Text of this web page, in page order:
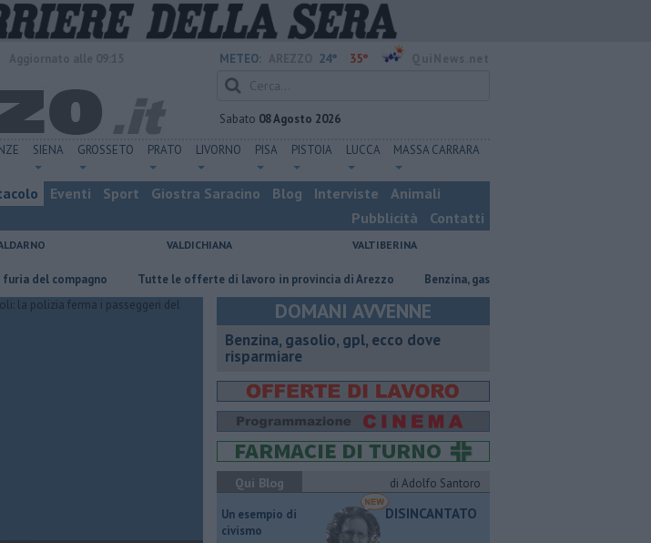
METEO: 24° 35°
Sabato 08 Agosto 2026
SIENA GROSSETO PRATO LIVORNO PISA PISTOIA LUCCA MASSA CARRARA
Eventi Sport Giostra Saracino Blog Interviste
Animali
Pubblicità
Contatti
VALDICHIANA VALTIBERINA
​Tutte le offerte di lavoro in provincia di Arezzo ​Benzina, gasolio, gpl, ecco dove risparmiare
DOMANI AVVENNE
​Benzina, gasolio, gpl, ecco dove
risparmiare
Qui Blog
di Adolfo Santoro
​Un esempio di
civismo
DISINCANTATO